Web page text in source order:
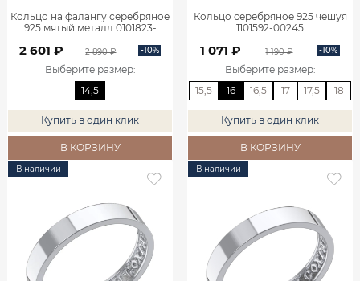
Кольцо на фалангу серебряное
925 мятый металл 0101823-
2 601 ₽ 2 890 ₽ -10%
Выберите размер:
14,5
Купить в один клик
В КОРЗИНУ
Кольцо серебряное 925 чешуя
1101592-00245
1 071 ₽ 1 190 ₽ -10%
Выберите размер:
15,5
16 16,5 17 17,5 18
Купить в один клик
В КОРЗИНУ
В наличии В наличии